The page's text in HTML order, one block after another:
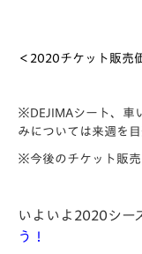
＜2020チケット販売
※DEJIMAシート、車
みについては来週を
※今後のチケット販売
いよいよ2020シー
う！